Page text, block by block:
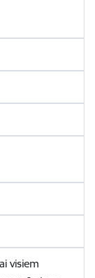
visiem